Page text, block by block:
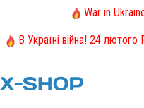
War in
В Україні війна! 24